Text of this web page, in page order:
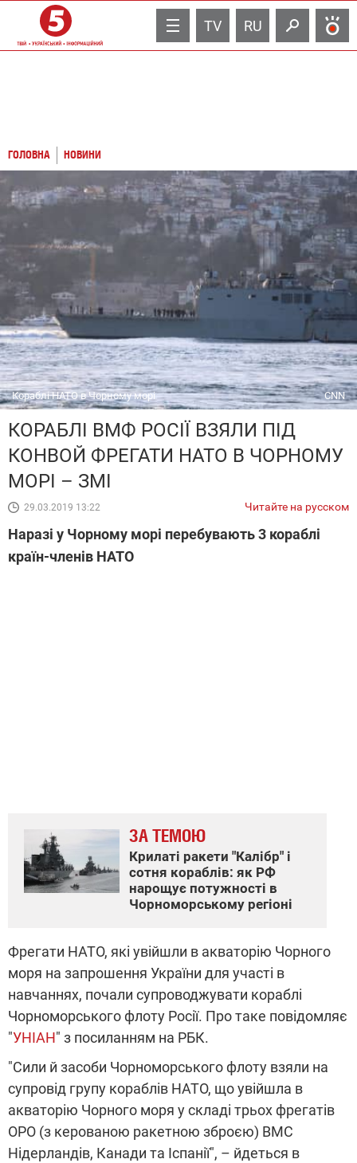
TV RU
ГОЛОВНА НОВИНИ
Кораблі НАТО в Чорному морі CNN
КОРАБЛІ ВМФ РОСІЇ ВЗЯЛИ ПІД
КОНВОЙ ФРЕГАТИ НАТО В ЧОРНОМУ
МОРІ – ЗМІ
29.03.2019 13:22 Читайте на русском
Наразі у Чорному морі перебувають 3 кораблі
країн-членів НАТО
ЗА ТЕМОЮ
Крилаті ракети "Калібр" і
сотня кораблів: як РФ
нарощує потужності в
Чорноморському регіоні
Фрегати НАТО, які увійшли в акваторію Чорного
моря на запрошення України для участі в
навчаннях, почали супроводжувати кораблі
Чорноморського флоту Росії. Про таке повідомляє
"УНІАН" з посиланням на РБК.
"Сили й засоби Чорноморського флоту взяли на
супровід групу кораблів НАТО, що увійшла в
акваторію Чорного моря у складі трьох фрегатів
ОРО (з керованою ракетною зброєю) ВМС
Нідерландів, Канади та Іспанії", – йдеться в